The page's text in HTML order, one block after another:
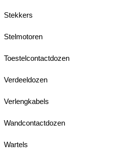
Stekkers
Stelmotoren
Toestelcontactdozen
Verdeeldozen
Verlengkabels
Wandcontactdozen
Wartels